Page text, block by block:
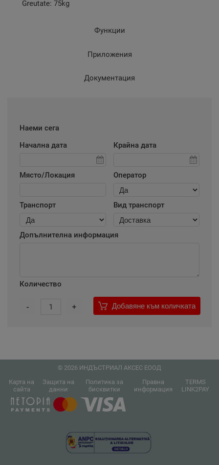
Greutate: 75kg
Функции
Приложения
Документация
Наеми сега
Начална дата
Крайна дата
Място/Локация Оператор
Транспорт Вид транспорт
Допълнителна информация
Количество
- 1 + Добавяне към количката
© 2026 ИНДЪСТРИАЛ АКСЕС ЕООД
Карта на
сайта
Защита на
данни
Политика за
бисквитки
Правна
информация
TERMS
LINK2PAY